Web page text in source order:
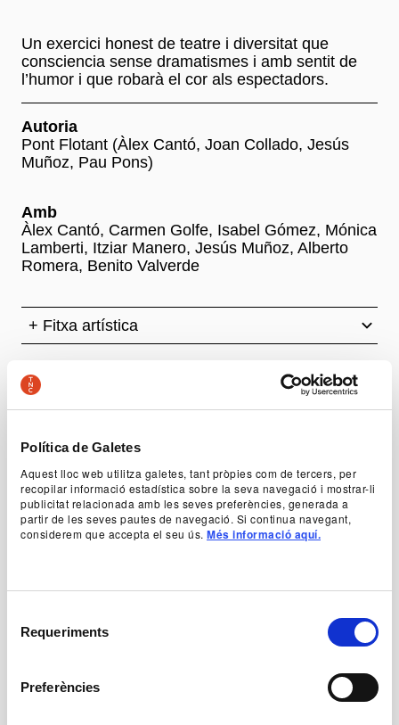
Política de Galetes
Aquest lloc web utilitza galetes, tant pròpies com de tercers, per
recopilar informació estadística sobre la seva navegació i mostrar-li
publicitat relacionada amb les seves preferències, generada a
partir de les seves pautes de navegació. Si continua navegant,
considerem que accepta el seu ús. Més informació aquí.
Requeriments
Preferències
Un exercici honest de teatre i diversitat que
consciencia sense dramatismes i amb sentit de
l’humor i que robarà el cor als espectadors.
Autoria
Pont Flotant (Àlex Cantó, Joan Collado, Jesús
Muñoz, Pau Pons)
Amb
Àlex Cantó, Carmen Golfe, Isabel Gómez, Mónica
Lamberti, Itziar Manero, Jesús Muñoz, Alberto
Romera, Benito Valverde
+ Fitxa artística
Preus
-50% Joves, aturats i persones amb discapacitat: 11 €
-15% Compra abans de l’estrena: 18,50 €
Informació general
Teatre
1h 30 min
+ 14 anys
Horaris
Dijous i divendres a les 10 h (funció escolar) Dissabte a